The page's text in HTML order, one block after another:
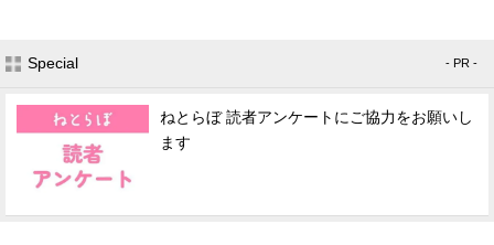
Special - PR -
ねとらぼ 読者アンケートにご協力をお願いし
ます